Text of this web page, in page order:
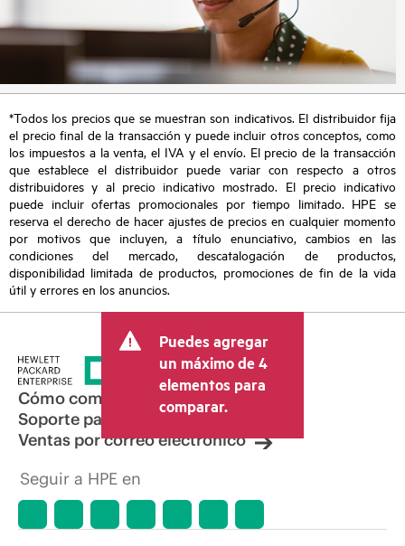
*Todos los precios que se muestran son indicativos. El distribuidor fija
el precio final de la transacción y puede incluir otros conceptos, como
los impuestos a la venta, el IVA y el envío. El precio de la transacción
que establece el distribuidor puede variar con respecto a otros
distribuidores y al precio indicativo mostrado. El precio indicativo
puede incluir ofertas promocionales por tiempo limitado. HPE se
reserva el derecho de hacer ajustes de precios en cualquier momento
por motivos que incluyen, a título enunciativo, cambios en las
condiciones del mercado, descatalogación de productos,
disponibilidad limitada de productos, promociones de fin de la vida
útil y errores en los anuncios.
Puedes agregar
un máximo de 4
elementos para
comparar.
Cómo comprar
Soporte para productos
Ventas por correo electrónico
Seguir a HPE en